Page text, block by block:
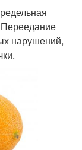
нарушений,